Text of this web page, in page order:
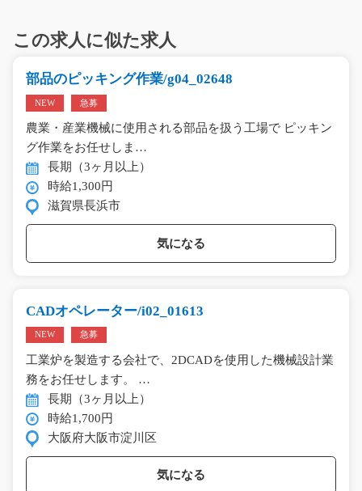
この求人に似た求人
部品のピッキング作業/g04_02648
NEW 急募
農業・産業機械に使用される部品を扱う工場で ピッキン
グ作業をお任せしま…
長期（3ヶ月以上）
時給1,300円
滋賀県長浜市
気になる
CADオペレーター/i02_01613
NEW 急募
工業炉を製造する会社で、2DCADを使用した機械設計業
務をお任せします。 …
長期（3ヶ月以上）
時給1,700円
大阪府大阪市淀川区
気になる